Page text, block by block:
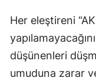
Her eleştireni
düşünenleri
umuduna zarar